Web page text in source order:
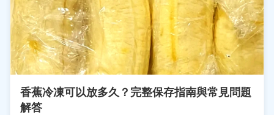
香蕉冷凍可以放多久？完整保存指南與常見問題
解答